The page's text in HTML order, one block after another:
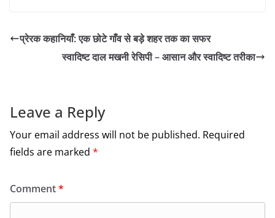
a
e
o
k
w
itt
er
m
ai
l
ar
e
प्रेरक कहानियाँ: एक छोटे गाँव से बड़े शहर तक का सफर
स्वादिष्ट दाल मखनी रेसिपी – आसान और स्वादिष्ट तरीका
Leave a Reply
Your email address will not be published. Required
fields are marked *
Comment*